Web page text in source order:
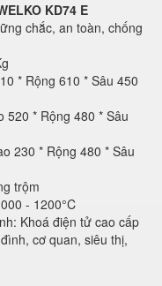
KD74 E
chắc, an toàn, chống
* Rộng 610 * Sâu 450
520 * Rộng 480 * Sâu
230 * Rộng 480 * Sâu
trộm
- 1200°C
Khoá điện tử cao cấp
cơ quan, siêu thị,